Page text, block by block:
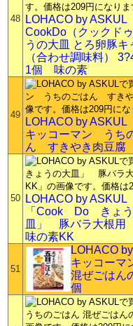
48
LOHACO by ASKUL
CookDo（クックド
うの大皿 とろ卵豚キ
（合わせ調味料）
1個 味の素
49
LOHACO by ASKUL
キッコーマン うち
ん すきやき肉豆
50
LOHACO by ASKUL
「Cook Do きょ
皿」 豚バラ大根
味の素KK
51
LOHACO
キッコーマ
混ぜごはん
個